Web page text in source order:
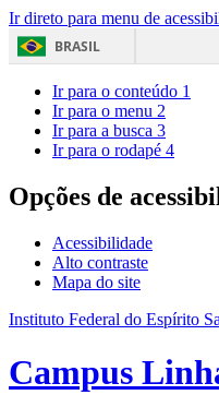
Ir direto para menu de
BRASIL
Ir para o conteúdo 1
Ir para o menu 2
Ir para a busca 3
Ir para o rodapé 4
Opções de
Acessibilidade
Alto contraste
Mapa do site
Instituto Federal do Espírito
Campus